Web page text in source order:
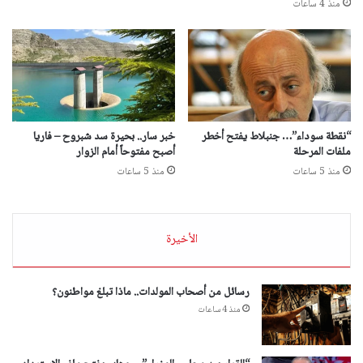
منذ 4 ساعات
“نقطة سوداء”… جنبلاط يفتح أخطر
ملفات المرحلة
منذ 5 ساعات
خبر سار.. بحيرة سد شبروح – فاريا
أصبح مفتوحاً أمام الزوار
منذ 5 ساعات
الأخيرة
رسائل من أصحاب المولدات.. ماذا تبلغ مواطنون؟
منذ 4 ساعات